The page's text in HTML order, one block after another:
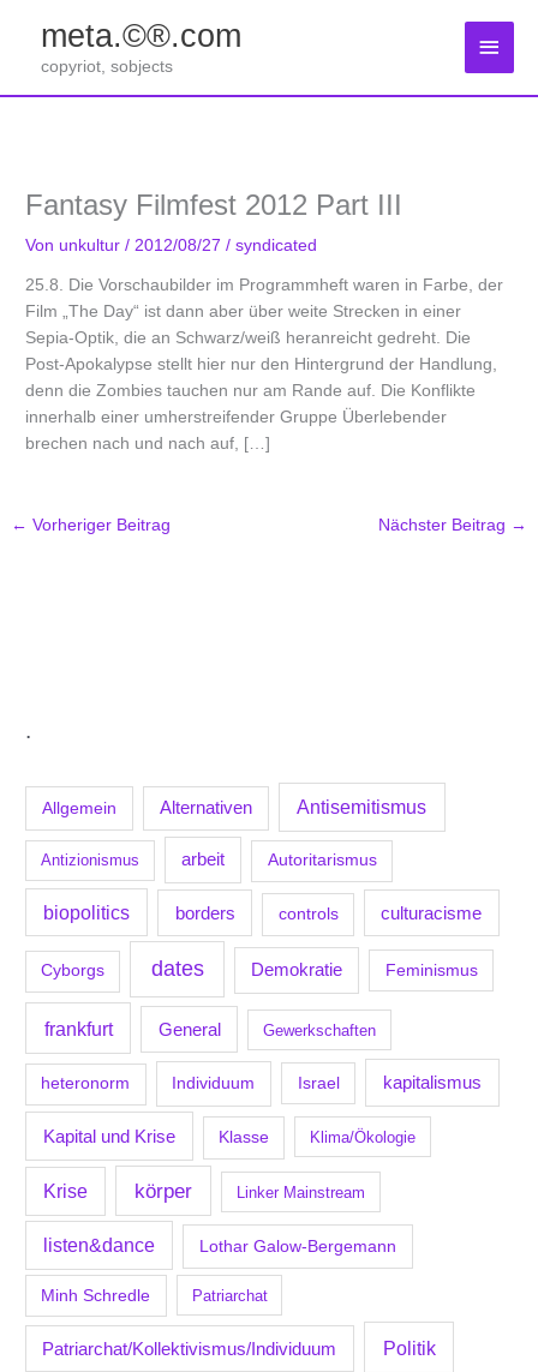
springen
meta.©®.com
copyriot, sobjects
.
Allgemein Alternativen Antisemitismus
Antizionismus arbeit Autoritarismus
biopolitics borders controls culturacisme
Cyborgs dates Demokratie Feminismus
frankfurt General Gewerkschaften
heteronorm Individuum Israel kapitalismus
Kapital und Krise Klasse Klima/Ökologie
Krise körper Linker Mainstream
listen&dance Lothar Galow-Bergemann
Minh Schredle Patriarchat
Patriarchat/Kollektivismus/Individuum Politik
Fantasy Filmfest 2012 Part III
Von unkultur/ 2012/08/27/syndicated
25.8. Die Vorschaubilder im Programmheft waren in Farbe, der
Film „The Day“ ist dann aber über weite Strecken in einer
Sepia-Optik, die an Schwarz/weiß heranreicht gedreht. Die
Post-Apokalypse stellt hier nur den Hintergrund der Handlung,
denn die Zombies tauchen nur am Rande auf. Die Konflikte
innerhalb einer umherstreifender Gruppe Überlebender
brechen nach und nach auf, […]
← Vorheriger Beitrag Nächster Beitrag →